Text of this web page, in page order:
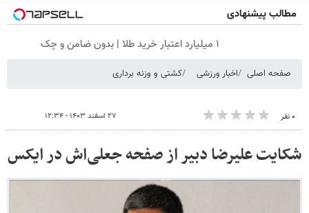
مطالب پیشنهادی
۱ میلیارد اعتبار خرید طلا | بدون ضامن و چک
صفحه اصلی اخبار ورزشی کشتی و وزنه‌ برداری
۰ نفر ۲۷ اسفند ۱۴۰۳ - ۱۲:۳۴
شکایت علیرضا دبیر از صفحه جعلی‌اش در ایکس